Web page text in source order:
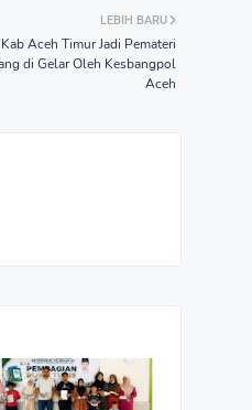
LEBIH BARU
Aceh Timur Jadi Pemateri
di Gelar Oleh Kesbangpol
Aceh